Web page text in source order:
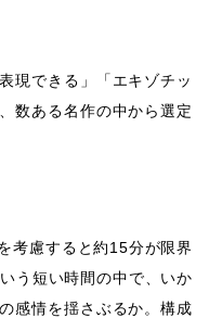
現できる」「エキゾチッ
数ある名作の中から選定
考慮すると約15分が限界
う短い時間の中で、いか
感情を揺さぶるか。構成